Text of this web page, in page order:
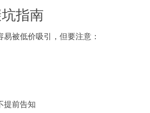
指南
被低价吸引，但要注意：
提前告知